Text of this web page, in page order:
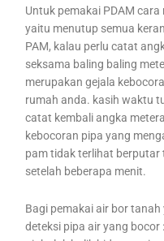
Untuk pemakai PDAM
yaitu menutup semua
PAM, kalau perlu catat
seksama baling baling
merupakan gejala
rumah anda. kasih waktu
catat kembali angka
kebocoran pipa yang
pam tidak terlihat berputar
setelah beberapa menit.
Bagi pemakai air bor
deteksi pipa air yang